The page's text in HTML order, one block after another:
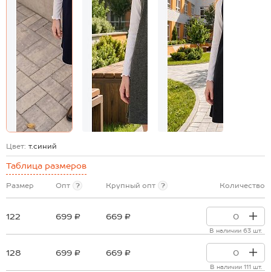
Цвет: т.синий
Таблица размеров
Размер Опт ? Крупный опт ? Количество
122 699 ₽ 669 ₽
В наличии 63 шт.
128 699 ₽ 669 ₽
В наличии 111 шт.